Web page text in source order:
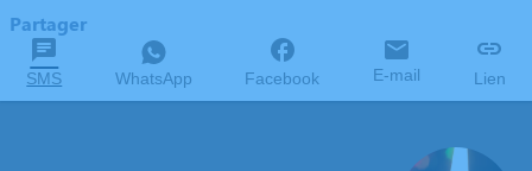
Partager
SMS WhatsApp Facebook E-mail Lien